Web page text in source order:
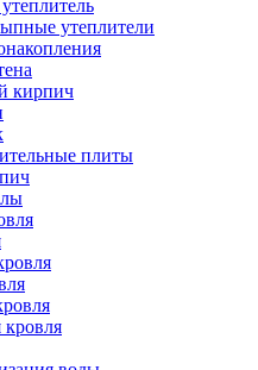
утеплители
кирпич
плиты
кровля